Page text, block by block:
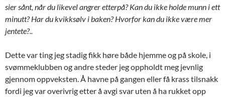
sier sånt, når du likevel angrer etterpå? Kan du ikke holde munn i ett
minutt? Har du kvikksølv i baken? Hvorfor kan du ikke være mer
jentete?..
Dette var ting jeg stadig fikk høre både hjemme og på skole, i
svømmeklubben og andre steder jeg oppholdt meg jevnlig
gjennom oppveksten. Å havne på gangen eller få krass tilsnakk
fordi jeg var overivrig etter å avgi svar uten å ha rukket opp